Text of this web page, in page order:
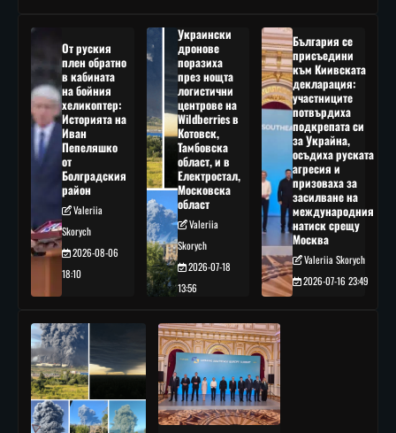
От руския
плен обратно
в кабината
на бойния
хеликоптер:
Историята на
Иван
Пепеляшко
от
Болградския
район
Valeriia
Skorych
2026-08-06
18:10
Украински
дронове
поразиха
през нощта
логистични
центрове на
Wildberries в
Котовск,
Тамбовска
област, и в
Електростал,
Московска
област
Valeriia
Skorych
2026-07-18
13:56
България се
присъедини
към Киивската
декларация:
участниците
потвърдиха
подкрепата си
за Украйна,
осъдиха руската
агресия и
призоваха за
засилване на
международния
натиск срещу
Москва
Valeriia Skorych
2026-07-16 23:49